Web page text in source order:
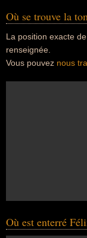
Où se trouve la
La position exacte
renseignée.
Vous pouvez nous
Où est enterré